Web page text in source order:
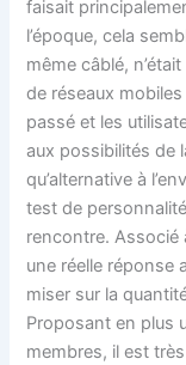
faisait
l’époque, cela
même câblé,
de réseaux
passé et les
aux possibilités de
qu’alternative à
test de
rencontre. Associé
une réelle réponse
miser sur la
Proposant en plus
membres, il est